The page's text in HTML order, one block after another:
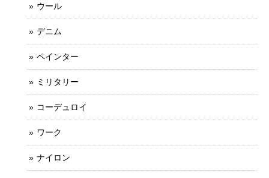
ウール
デニム
ペインター
ミリタリー
コーデュロイ
ワーク
ナイロン